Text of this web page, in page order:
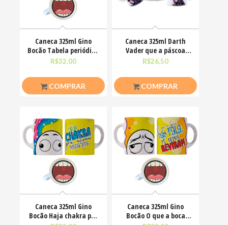
Caneca 325ml Gino
Bocão Tabela periódica
Teu Cu Engraçadas
R$32,00
COMPRAR
Caneca 325ml Darth
Vader que a páscoa
esteja com você
R$26,50
COMPRAR
Caneca 325ml Gino
Bocão Haja chakra pra
Caneca 325ml Gino
Bocão O que a boca